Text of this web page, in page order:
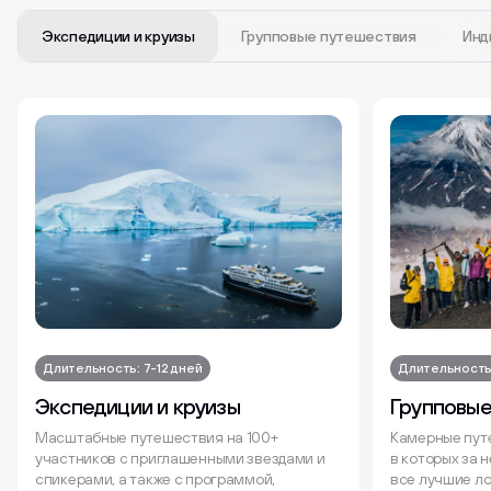
Экспедиции и круизы Групповые путешествия
Длительность: 7-12 дней
Экспедиции и круизы
Масштабные путешествия на 100+
участников с приглашенными звездами и
спикерами, а также с программой,
Камерные
в которых за
все лучшие